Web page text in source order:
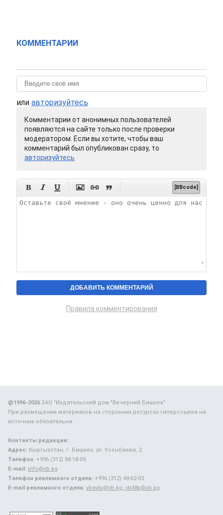
КОММЕНТАРИИ
или авторизуйтесь
Комментарии от анонимных пользователей
появляются на сайте только после проверки
модератором. Если вы хотите, чтобы ваш
комментарий был опубликован сразу, то
авторизуйтесь
      [BBcode]
Правила комментирования
@1996-2026ЗАО "Издательский дом "Вечерний Бишкек"
При размещении материалов на сторонних ресурсах гиперссылка на
источник обязательна.
Контакты редакции:
Адрес: Кыргызстан, г. Бишкек, ул. Усенбаева, 2.
Телефон: +996 (312) 88-18-09.
E-mail: info@vb.kg
Телефон рекламного отдела: +996 (312) 48-62-03.
E-mail рекламного отдела: vbavto@vb.kg, vb48k@vb.kg